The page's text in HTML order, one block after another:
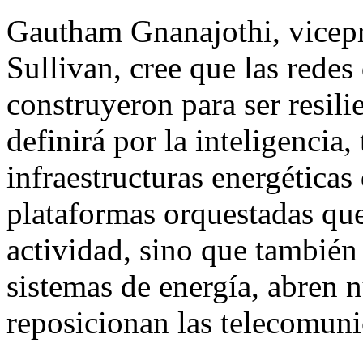
Gautham Gnanajothi,
Sullivan, cree que las
construyeron para ser
definirá por la inteligencia,
infraestructuras
plataformas orquestadas
actividad, sino que
sistemas de energía,
reposicionan las